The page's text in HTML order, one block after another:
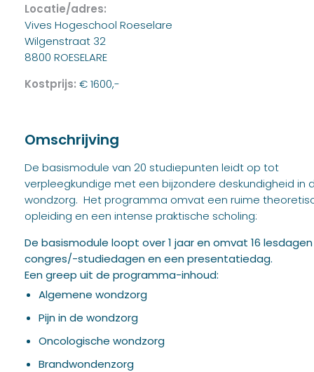
Locatie/adres:
Vives Hogeschool Roeselare
Wilgenstraat 32
8800 ROESELARE
Kostprijs: € 1600,-
Omschrijving
De basismodule van 20 studiepunten leidt op tot
verpleegkundige met een bijzondere deskundigheid in
wondzorg. Het programma omvat een ruime
opleiding en een intense praktische scholing:
De basismodule loopt over 1 jaar en omvat 16
congres/-studiedagen en een presentatiedag.
Een greep uit de programma-inhoud:
Algemene wondzorg
Pijn in de wondzorg
Oncologische wondzorg
Brandwondenzorg